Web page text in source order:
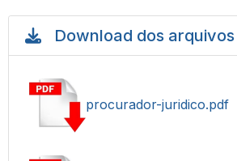
Download dos arquivos
procurador-juridico.pdf